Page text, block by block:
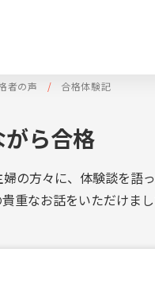
者の声 合格体験記
ら合格
の方々に、体験談を語
重なお話をいただけまし